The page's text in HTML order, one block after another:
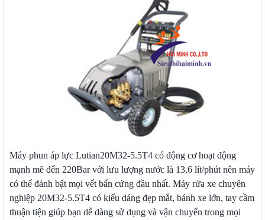
Máy phun áp lực Lutian20M32-5.5T4 có động cơ hoạt động
mạnh mẽ đến 220Bar với lưu lượng nước là 13,6 lít/phút nên máy
có thể đánh bật mọi vết bẩn cứng đầu nhất. Máy rửa xe chuyên
nghiệp 20M32-5.5T4 có kiểu dáng đẹp mắt, bánh xe lớn, tay cầm
thuận tiện giúp bạn dễ dàng sử dụng và vận chuyển trong mọi